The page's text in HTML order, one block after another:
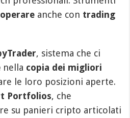
operare anche con trading
, sistema che ci
nella copia dei migliori
le loro posizioni aperte.
Portfolios, che
su panieri cripto articolati